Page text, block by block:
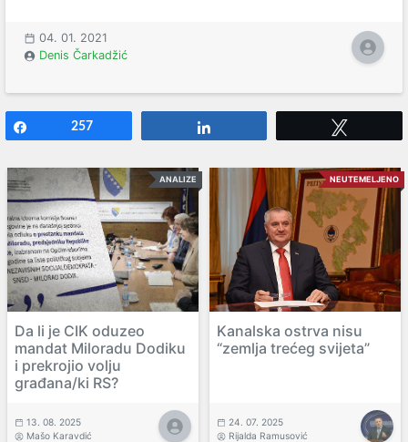
04. 01. 2021
Denis Čarkadžić
257
ANALIZE
Da li je CIK oduzeo
mandat Miloradu Dodiku
i prekrojio volju
građana/ki RS?
13. 08. 2025
Mašo Karavdić
NEUTEMELJENO
Kanalska ostrva nisu
“zemlja trećeg svijeta”
24. 07. 2025
Rijalda Ramusović